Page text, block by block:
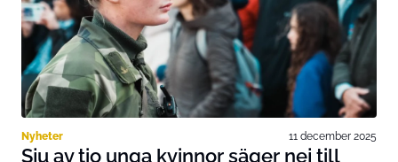
Nyheter 11 december 2025
Sju av tio unga kvinnor säger nej till